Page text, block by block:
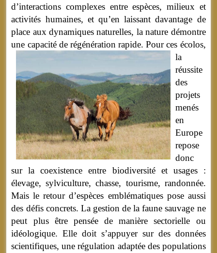
d’interactions complexes entre espèces, milieux et
activités humaines, et qu’en laissant davantage de
place aux dynamiques naturelles, la nature démontre
une capacité de régénération rapide.Pour ces écolos,
la
réussite
des
projets
menés
en
Europe
repose
donc
sur la coexistence entre biodiversité et usages :
élevage, sylviculture, chasse, tourisme, randonnée.
Mais le retour d’espèces emblématiques pose aussi
des défis concrets. La gestion de la faune sauvage ne
peut plus être pensée de manière sectorielle ou
idéologique. Elle doit s’appuyer sur des données
scientifiques, une régulation adaptée des populations